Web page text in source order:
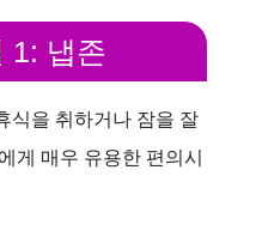
1: 냅존
식을 취하거나 잠을 잘
게 매우 유용한 편의시